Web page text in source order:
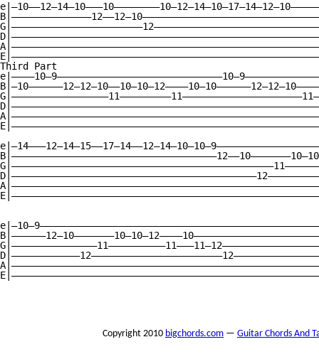
Third Part
Copyright 2010 bigchords.com — Guitar Chords And